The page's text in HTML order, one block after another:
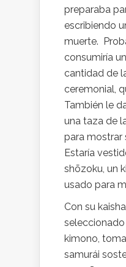
preparaba
escribiendo
muerte.
consumiría
cantidad de
ceremonial,
También le
una taza de
para mostrar
Estaría
shōzoku, un
usado para
Con su
seleccionado
kimono,
samurái